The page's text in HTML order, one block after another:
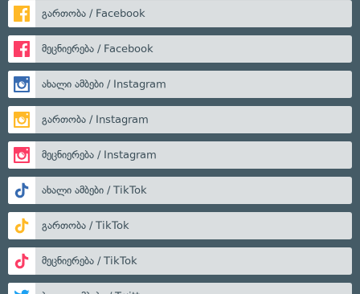
გართობა / Facebook
მეცნიერება / Facebook
ახალი ამბები / Instagram
გართობა / Instagram
მეცნიერება / Instagram
ახალი ამბები / TikTok
გართობა / TikTok
მეცნიერება / TikTok